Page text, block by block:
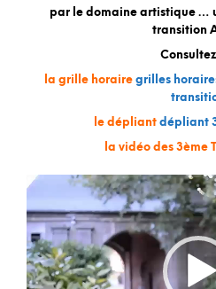
par le domaine artistique …
transition
la grille horaire grilles
le dépliant dépliant
la vidéo des 3ème
Lecteur